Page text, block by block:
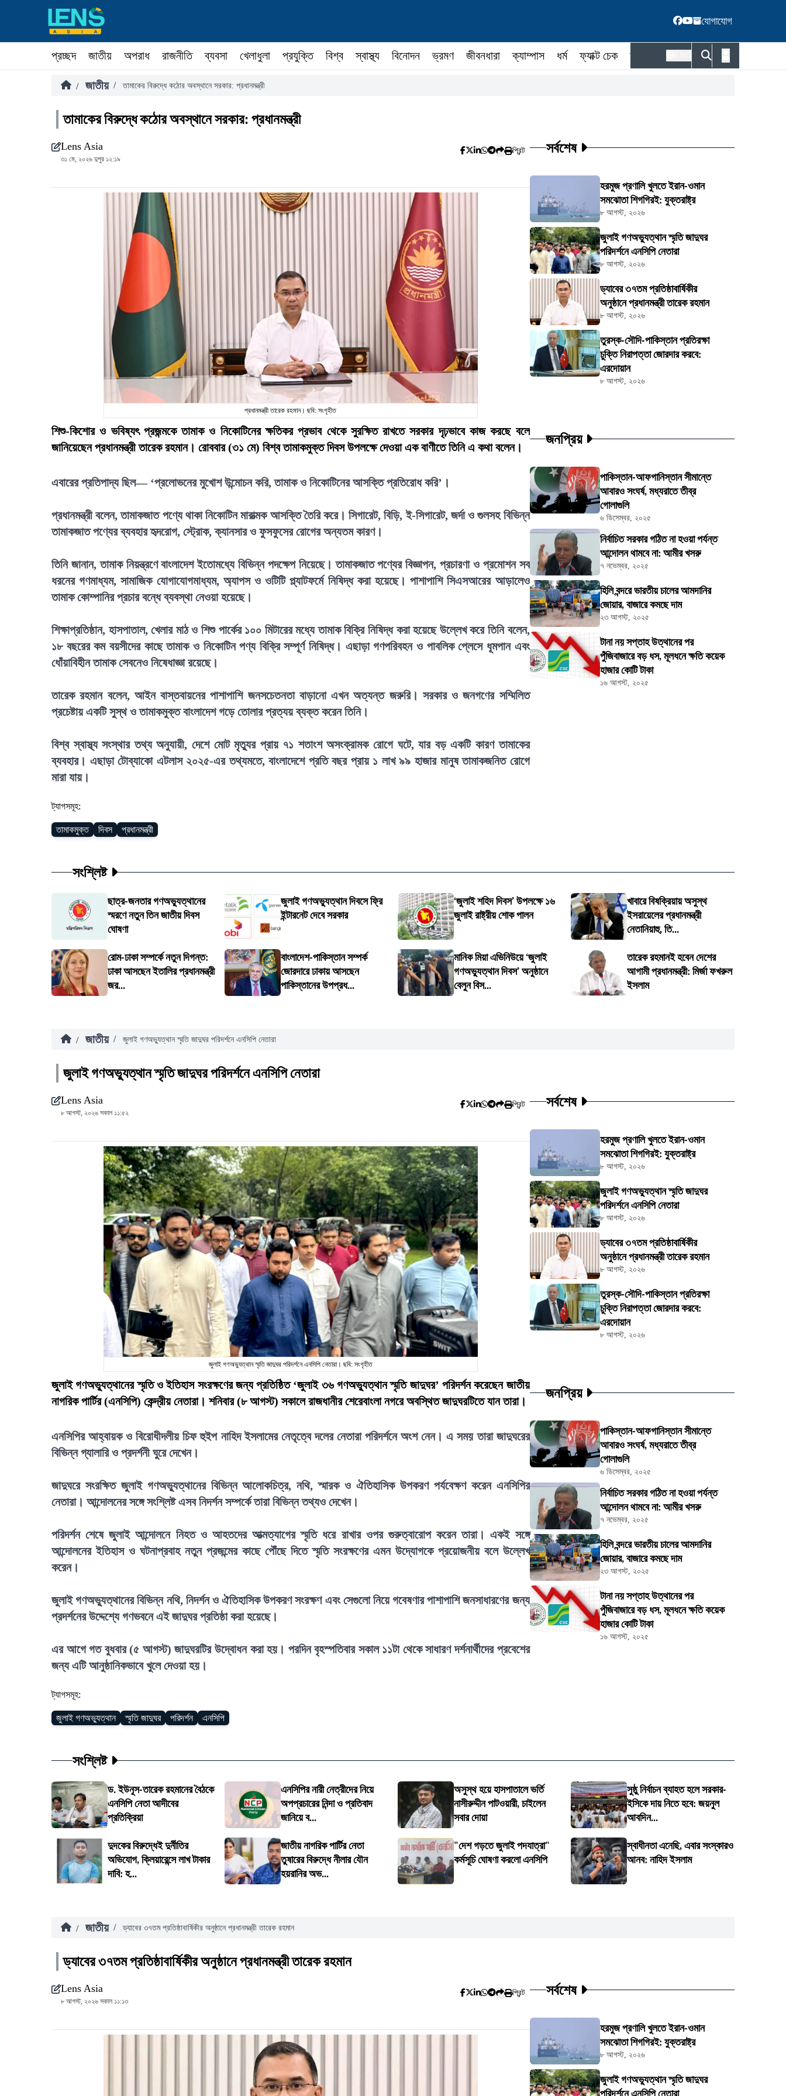
যোগাযোগ
প্রচ্ছদ জাতীয় অপরাধ রাজনীতি ব্যবসা খেলাধুলা প্রযুক্তি বিশ্ব স্বাস্থ্য বিনোদন ভ্রমণ জীবনধারা ক্যাম্পাস ধর্ম ফ্যাক্ট চেক কর্মকর্তা
/ জাতীয় / তামাকের বিরুদ্ধে কঠোর অবস্থানে সরকার: প্রধানমন্ত্রী
তামাকের বিরুদ্ধে কঠোর অবস্থানে সরকার: প্রধানমন্ত্রী
Lens Asia
৩১ মে, ২০২৬ দুপুর ১২:১৯
প্রিন্ট
প্রধানমন্ত্রী তারেক রহমান। ছবি: সংগৃহীত
শিশু-কিশোর ও ভবিষ্যৎ প্রজন্মকে তামাক ও নিকোটিনের ক্ষতিকর প্রভাব থেকে সুরক্ষিত রাখতে সরকার দৃঢ়ভাবে কাজ করছে বলে
জানিয়েছেন প্রধানমন্ত্রী তারেক রহমান। রোববার (৩১ মে) বিশ্ব তামাকমুক্ত দিবস উপলক্ষে দেওয়া এক বাণীতে তিনি এ কথা বলেন।
এবারের প্রতিপাদ্য ছিল— ‘প্রলোভনের মুখোশ উন্মোচন করি, তামাক ও নিকোটিনের আসক্তি প্রতিরোধ করি’।
প্রধানমন্ত্রী বলেন, তামাকজাত পণ্যে থাকা নিকোটিন মারাত্মক আসক্তি তৈরি করে। সিগারেট, বিড়ি, ই-সিগারেট, জর্দা ও গুলসহ বিভিন্ন
তামাকজাত পণ্যের ব্যবহার হৃদরোগ, স্ট্রোক, ক্যানসার ও ফুসফুসের রোগের অন্যতম কারণ।
তিনি জানান, তামাক নিয়ন্ত্রণে বাংলাদেশ ইতোমধ্যে বিভিন্ন পদক্ষেপ নিয়েছে। তামাকজাত পণ্যের বিজ্ঞাপন, প্রচারণা ও প্রমোশন সব
ধরনের গণমাধ্যম, সামাজিক যোগাযোগমাধ্যম, অ্যাপস ও ওটিটি প্ল্যাটফর্মে নিষিদ্ধ করা হয়েছে। পাশাপাশি সিএসআরের আড়ালেও
তামাক কোম্পানির প্রচার বন্ধে ব্যবস্থা নেওয়া হয়েছে।
শিক্ষাপ্রতিষ্ঠান, হাসপাতাল, খেলার মাঠ ও শিশু পার্কের ১০০ মিটারের মধ্যে তামাক বিক্রি নিষিদ্ধ করা হয়েছে উল্লেখ করে তিনি বলেন,
১৮ বছরের কম বয়সীদের কাছে তামাক ও নিকোটিন পণ্য বিক্রি সম্পূর্ণ নিষিদ্ধ। এছাড়া গণপরিবহন ও পাবলিক প্লেসে ধূমপান এবং
ধোঁয়াবিহীন তামাক সেবনেও নিষেধাজ্ঞা রয়েছে।
তারেক রহমান বলেন, আইন বাস্তবায়নের পাশাপাশি জনসচেতনতা বাড়ানো এখন অত্যন্ত জরুরি। সরকার ও জনগণের সম্মিলিত
প্রচেষ্টায় একটি সুস্থ ও তামাকমুক্ত বাংলাদেশ গড়ে তোলার প্রত্যয় ব্যক্ত করেন তিনি।
বিশ্ব স্বাস্থ্য সংস্থার তথ্য অনুযায়ী, দেশে মোট মৃত্যুর প্রায় ৭১ শতাংশ অসংক্রামক রোগে ঘটে, যার বড় একটি কারণ তামাকের
ব্যবহার। এছাড়া টোব্যাকো এটলাস ২০২৫-এর তথ্যমতে, বাংলাদেশে প্রতি বছর প্রায় ১ লাখ ৯৯ হাজার মানুষ তামাকজনিত রোগে
মারা যায়।
ট্যাগসমূহ:
তামাকমুক্ত দিবস প্রধানমন্ত্রী
সর্বশেষ
হরমুজ প্রণালি খুলতে ইরান-ওমান
সমঝোতা শিগগিরই: যুক্তরাষ্ট্র
৮ আগস্ট, ২০২৬
জুলাই গণঅভ্যুত্থান স্মৃতি জাদুঘর
পরিদর্শনে এনসিপি নেতারা
৮ আগস্ট, ২০২৬
ড্যাবের ৩৭তম প্রতিষ্ঠাবার্ষিকীর
অনুষ্ঠানে প্রধানমন্ত্রী তারেক রহমান
৮ আগস্ট, ২০২৬
তুরস্ক-সৌদি-পাকিস্তান প্রতিরক্ষা
চুক্তি নিরাপত্তা জোরদার করবে:
এরদোয়ান
৮ আগস্ট, ২০২৬
জনপ্রিয়
পাকিস্তান-আফগানিস্তান সীমান্তে
আবারও সংঘর্ষ, মধ্যরাতে তীব্র
গোলাগুলি
৬ ডিসেম্বর, ২০২৫
নির্বাচিত সরকার গঠিত না হওয়া পর্যন্ত
আন্দোলন থামবে না: আমীর খসরু
৭ নভেম্বর, ২০২৫
হিলি বন্দরে ভারতীয় চালের আমদানির
জোয়ার, বাজারে কমছে দাম
২৩ আগস্ট, ২০২৫
টানা নয় সপ্তাহ উত্থানের পর
পুঁজিবাজারে বড় ধস, মূলধনে ক্ষতি কয়েক
হাজার কোটি টাকা
১৬ আগস্ট, ২০২৫
সংশ্লিষ্ট
ছাত্র-জনতার গণঅভ্যুত্থানের
স্মরণে নতুন তিন জাতীয় দিবস
ঘোষণা
জুলাই গণঅভ্যুত্থান দিবসে ফ্রি
ইন্টারনেট দেবে সরকার
‘জুলাই শহিদ দিবস’ উপলক্ষে ১৬
জুলাই রাষ্ট্রীয় শোক পালন
খাবারে বিষক্রিয়ায় অসুস্থ
ইসরায়েলের প্রধানমন্ত্রী
নেতানিয়াহু, তি...
রোম-ঢাকা সম্পর্কে নতুন দিগন্ত:
ঢাকা আসছেন ইতালির প্রধানমন্ত্রী
জর...
বাংলাদেশ-পাকিস্তান সম্পর্ক
জোরদারে ঢাকায় আসছেন
পাকিস্তানের উপপ্রধ...
মানিক মিয়া এভিনিউয়ে ‘জুলাই
গণঅভ্যুত্থান দিবস’ অনুষ্ঠানে
বেলুন বিস...
তারেক রহমানই হবেন দেশের
আগামী প্রধানমন্ত্রী: মির্জা ফখরুল
ইসলাম
/ জাতীয় / জুলাই গণঅভ্যুত্থান স্মৃতি জাদুঘর পরিদর্শনে এনসিপি নেতারা
জুলাই গণঅভ্যুত্থান স্মৃতি জাদুঘর পরিদর্শনে এনসিপি নেতারা
Lens Asia
৮ আগস্ট, ২০২৬ সকাল ১১:৫২
প্রিন্ট
জুলাই গণঅভ্যুত্থান স্মৃতি জাদুঘর পরিদর্শনে এনসিপি নেতারা। ছবি: সংগৃহীত
জুলাই গণঅভ্যুত্থানের স্মৃতি ও ইতিহাস সংরক্ষণের জন্য প্রতিষ্ঠিত ‘জুলাই ৩৬ গণঅভ্যুত্থান স্মৃতি জাদুঘর’ পরিদর্শন করেছেন জাতীয়
নাগরিক পার্টির (এনসিপি) কেন্দ্রীয় নেতারা। শনিবার (৮ আগস্ট) সকালে রাজধানীর শেরেবাংলা নগরে অবস্থিত জাদুঘরটিতে যান তারা।
এনসিপির আহ্বায়ক ও বিরোধীদলীয় চিফ হুইপ নাহিদ ইসলামের নেতৃত্বে দলের নেতারা পরিদর্শনে অংশ নেন। এ সময় তারা জাদুঘরের
বিভিন্ন গ্যালারি ও প্রদর্শনী ঘুরে দেখেন।
জাদুঘরে সংরক্ষিত জুলাই গণঅভ্যুত্থানের বিভিন্ন আলোকচিত্র, নথি, স্মারক ও ঐতিহাসিক উপকরণ পর্যবেক্ষণ করেন এনসিপির
নেতারা। আন্দোলনের সঙ্গে সংশ্লিষ্ট এসব নিদর্শন সম্পর্কে তারা বিভিন্ন তথ্যও দেখেন।
পরিদর্শন শেষে জুলাই আন্দোলনে নিহত ও আহতদের আত্মত্যাগের স্মৃতি ধরে রাখার ওপর গুরুত্বারোপ করেন তারা। একই সঙ্গে
আন্দোলনের ইতিহাস ও ঘটনাপ্রবাহ নতুন প্রজন্মের কাছে পৌঁছে দিতে স্মৃতি সংরক্ষণের এমন উদ্যোগকে প্রয়োজনীয় বলে উল্লেখ
করেন।
জুলাই গণঅভ্যুত্থানের বিভিন্ন নথি, নিদর্শন ও ঐতিহাসিক উপকরণ সংরক্ষণ এবং সেগুলো নিয়ে গবেষণার পাশাপাশি জনসাধারণের জন্য
প্রদর্শনের উদ্দেশ্যে গণভবনে এই জাদুঘর প্রতিষ্ঠা করা হয়েছে।
এর আগে গত বুধবার (৫ আগস্ট) জাদুঘরটির উদ্বোধন করা হয়। পরদিন বৃহস্পতিবার সকাল ১১টা থেকে সাধারণ দর্শনার্থীদের প্রবেশের
জন্য এটি আনুষ্ঠানিকভাবে খুলে দেওয়া হয়।
ট্যাগসমূহ:
জুলাই গণঅভ্যুত্থান স্মৃতি জাদুঘর পরিদর্শন এনসিপি
সর্বশেষ
হরমুজ প্রণালি খুলতে ইরান-ওমান
সমঝোতা শিগগিরই: যুক্তরাষ্ট্র
৮ আগস্ট, ২০২৬
জুলাই গণঅভ্যুত্থান স্মৃতি জাদুঘর
পরিদর্শনে এনসিপি নেতারা
৮ আগস্ট, ২০২৬
ড্যাবের ৩৭তম প্রতিষ্ঠাবার্ষিকীর
অনুষ্ঠানে প্রধানমন্ত্রী তারেক রহমান
৮ আগস্ট, ২০২৬
তুরস্ক-সৌদি-পাকিস্তান প্রতিরক্ষা
চুক্তি নিরাপত্তা জোরদার করবে:
এরদোয়ান
৮ আগস্ট, ২০২৬
জনপ্রিয়
পাকিস্তান-আফগানিস্তান সীমান্তে
আবারও সংঘর্ষ, মধ্যরাতে তীব্র
গোলাগুলি
৬ ডিসেম্বর, ২০২৫
নির্বাচিত সরকার গঠিত না হওয়া পর্যন্ত
আন্দোলন থামবে না: আমীর খসরু
৭ নভেম্বর, ২০২৫
হিলি বন্দরে ভারতীয় চালের আমদানির
জোয়ার, বাজারে কমছে দাম
২৩ আগস্ট, ২০২৫
টানা নয় সপ্তাহ উত্থানের পর
পুঁজিবাজারে বড় ধস, মূলধনে ক্ষতি কয়েক
হাজার কোটি টাকা
১৬ আগস্ট, ২০২৫
সংশ্লিষ্ট
ড. ইউনূস-তারেক রহমানের বৈঠকে
এনসিপি নেতা আদীবের
প্রতিক্রিয়া
এনসিপির নারী নেত্রীদের নিয়ে
অপপ্রচারের নিন্দা ও প্রতিবাদ
জানিয়ে ব...
অসুস্থ হয়ে হাসপাতালে ভর্তি
নাসীরুদ্দীন পাটওয়ারী, চাইলেন
সবার দোয়া
সুষ্ঠু নির্বাচন ব্যাহত হলে সরকার-
ইসিকে দায় নিতে হবে: জয়নুল
আবদিন...
দুদকের বিরুদ্ধেই দুর্নীতির
অভিযোগ, ক্লিয়ারেন্সে লাখ টাকার
দাবি: হ...
জাতীয় নাগরিক পার্টির নেতা
তুষারের বিরুদ্ধে নীলার যৌন
হয়রানির অভ...
"দেশ গড়তে জুলাই পদযাত্রা"
কর্মসূচি ঘোষণা করলো এনসিপি
স্বাধীনতা এনেছি, এবার সংস্কারও
আনব: নাহিদ ইসলাম
/ জাতীয় / ড্যাবের ৩৭তম প্রতিষ্ঠাবার্ষিকীর অনুষ্ঠানে প্রধানমন্ত্রী তারেক রহমান
ড্যাবের ৩৭তম প্রতিষ্ঠাবার্ষিকীর অনুষ্ঠানে প্রধানমন্ত্রী তারেক রহমান
Lens Asia
৮ আগস্ট, ২০২৬ সকাল ১১:১৩
প্রিন্ট সর্বশেষ
হরমুজ প্রণালি খুলতে ইরান-ওমান
সমঝোতা শিগগিরই: যুক্তরাষ্ট্র
৮ আগস্ট, ২০২৬
জুলাই গণঅভ্যুত্থান স্মৃতি জাদুঘর
পরিদর্শনে এনসিপি নেতারা